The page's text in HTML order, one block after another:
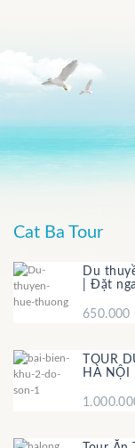
Cat Ba Tour
Du
| Đặt
650.000
TOUR
HÀ NỘI